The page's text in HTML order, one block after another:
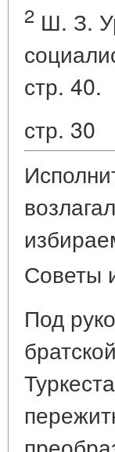
2 Ш. З.
стр. 40.
стр. 30
Советы
Под